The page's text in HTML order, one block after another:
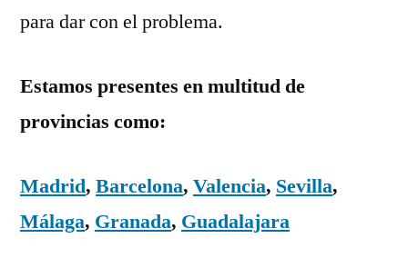
para dar con el problema.
Estamos presentes en multitud de
provincias como:
Madrid, Barcelona, Valencia, Sevilla,
Málaga, Granada, Guadalajara